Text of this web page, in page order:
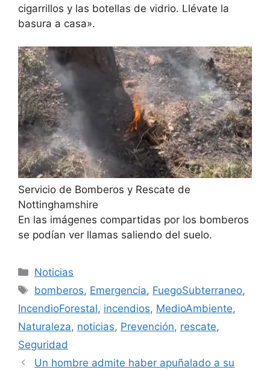
cigarrillos y las botellas de vidrio. Llévate la
basura a casa».
Servicio de Bomberos y Rescate de
Nottinghamshire
En las imágenes compartidas por los bomberos
se podían ver llamas saliendo del suelo.
Categorías
Noticias
Etiquetas
bomberos, Emergencia, FuegoSubterraneo,
IncendioForestal, incendios, MedioAmbiente,
Naturaleza, noticias, Prevención, rescate,
Seguridad
Un hombre admite haber apuñalado a su